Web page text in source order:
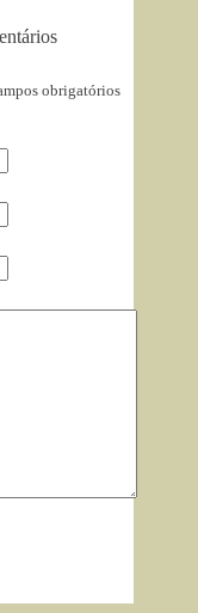
obrigatórios